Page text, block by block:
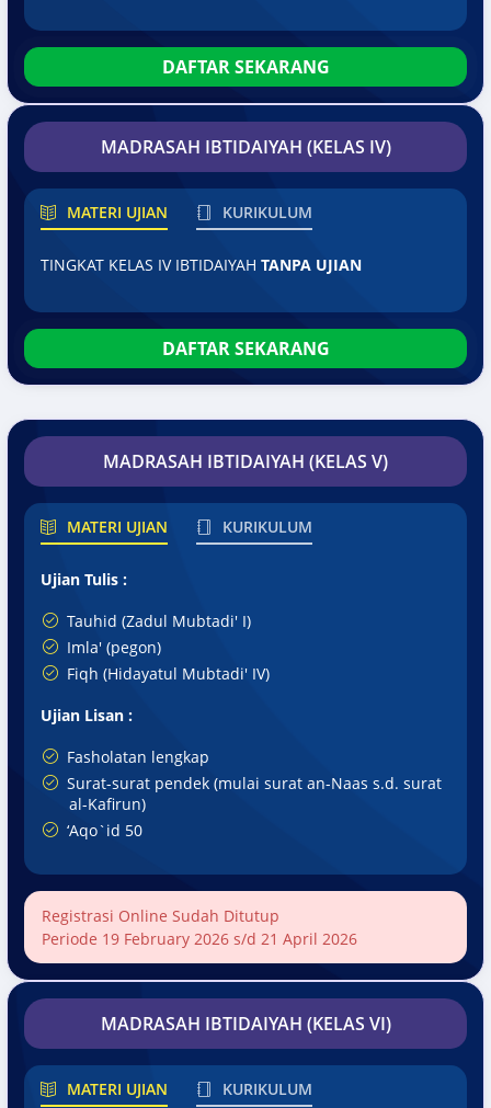
DAFTAR SEKARANG
MADRASAH IBTIDAIYAH (KELAS IV)
MATERI UJIAN KURIKULUM
TINGKAT KELAS IV IBTIDAIYAH TANPA UJIAN
DAFTAR SEKARANG
MADRASAH IBTIDAIYAH (KELAS V)
MATERI UJIAN KURIKULUM
Ujian Tulis :
Tauhid (Zadul Mubtadi' I)
Imla' (pegon)
Fiqh (Hidayatul Mubtadi' IV)
Ujian Lisan :
Fasholatan lengkap
Surat-surat pendek (mulai surat an-Naas s.d. surat
al-Kafirun)
‘Aqo`id 50
Registrasi Online Sudah Ditutup
Periode 19 February 2026 s/d 21 April 2026
MADRASAH IBTIDAIYAH (KELAS VI)
MATERI UJIAN KURIKULUM